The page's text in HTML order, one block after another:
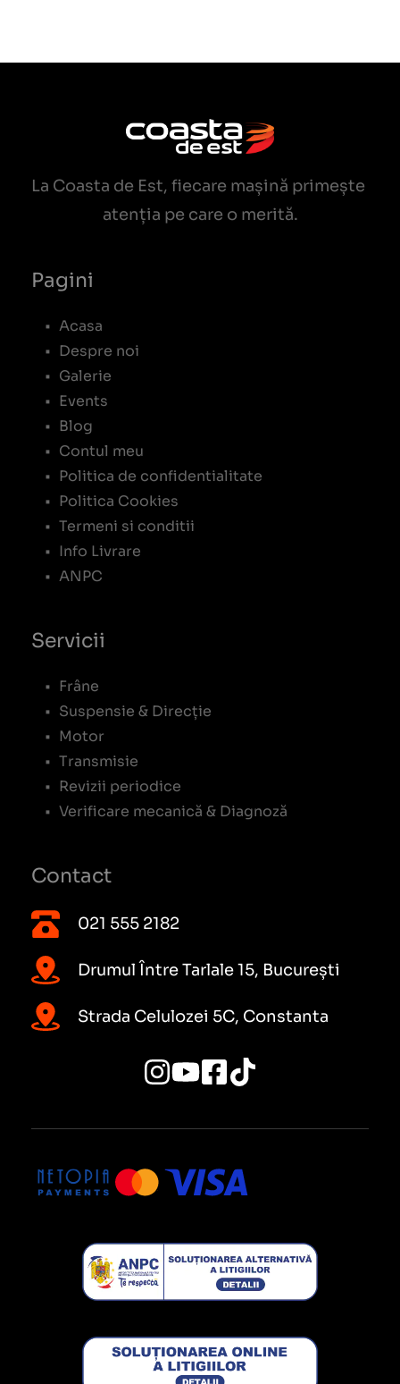
La Coasta de Est, fiecare mașină primește
atenția pe care o merită.
Pagini
Acasa
Despre noi
Galerie
Events
Blog
Contul meu
Politica de confidentialitate
Politica Cookies
Termeni si conditii
Info Livrare
ANPC
Servicii
Frâne
Suspensie & Direcție
Motor
Transmisie
Revizii periodice
Verificare mecanică & Diagnoză
Contact
021 555 2182
Drumul Între Tarlale 15, București
Strada Celulozei 5C, Constanta